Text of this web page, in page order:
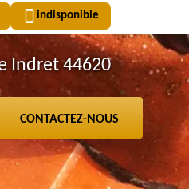
indisponible
Indret 44620
CONTACTEZ-NOUS